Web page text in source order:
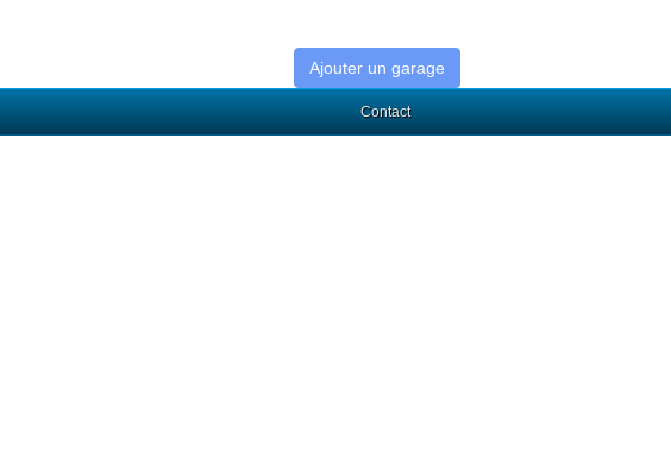
Ajouter un garage
Contact